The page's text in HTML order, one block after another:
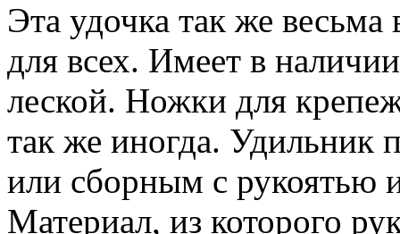
Эта удочка так же
для всех. Имеет в
леской. Ножки для
так же иногда.
или сборным с рукоятью
Материал, из которого